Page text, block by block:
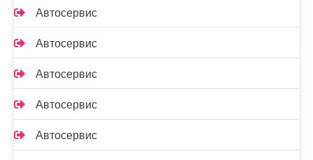
Автосервис
Автосервис
Автосервис
Автосервис
Автосервис